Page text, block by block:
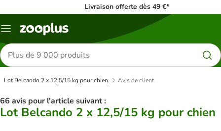
Livraison offerte dès 49 €*
Menu
Rechercher
des
produits
Lot Belcando 2 x 12,5/15 kg pour chien Avis de client
66 avis pour l'article suivant :
Lot Belcando 2 x 12,5/15 kg pour chien